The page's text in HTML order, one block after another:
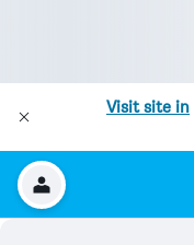
Visit site in